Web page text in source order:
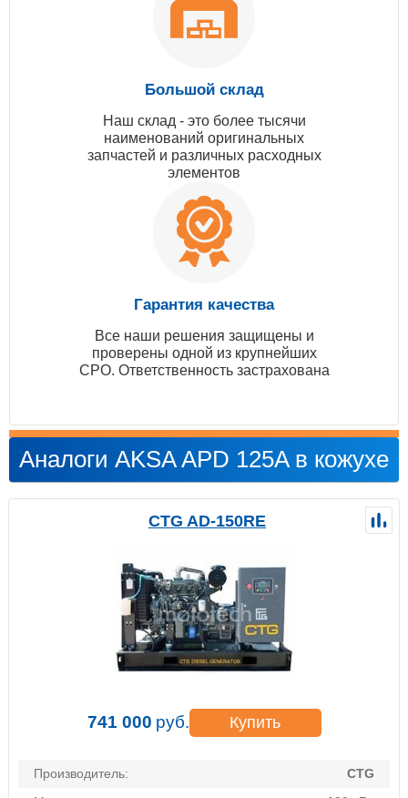
Большой склад
Наш склад - это более тысячи
наименований оригинальных
запчастей и различных расходных
элементов
Гарантия качества
Все наши решения защищены и
проверены одной из крупнейших
СРО. Ответственность застрахована
Аналоги AKSA APD 125A в кожухе
CTG AD-150RE
741 000 руб. Купить
Производитель:
CTG